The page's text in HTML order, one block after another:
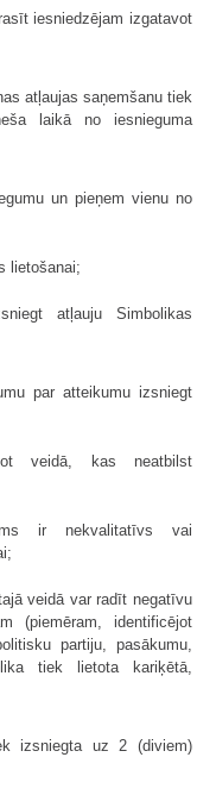
iesniedzējam izgatavot
atļaujas saņemšanu tiek
laikā no iesnieguma
un pieņem vienu no
lietošanai;
atļauju Simbolikas
par atteikumu izsniegt
veidā, kas neatbilst
ir nekvalitatīvs vai
veidā var radīt negatīvu
(piemēram, identificējot
partiju, pasākumu,
tiek lietota kariķētā,
izsniegta uz 2 (diviem)